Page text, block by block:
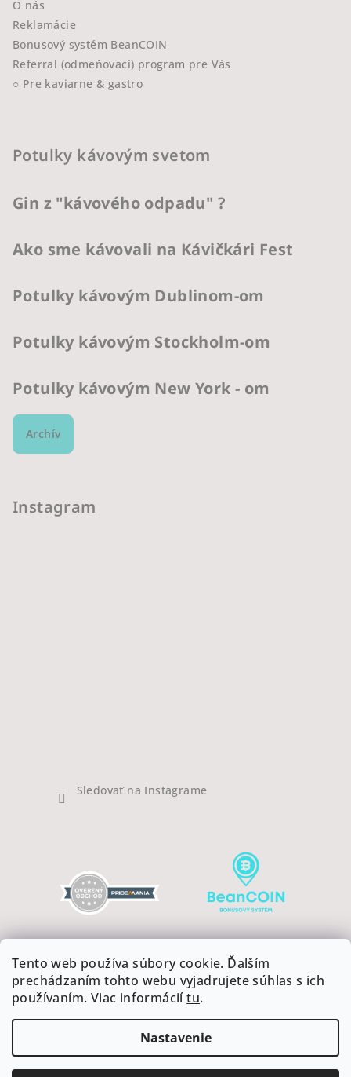
Tento web používa súbory cookie. Ďalším
prechádzaním tohto webu vyjadrujete súhlas s ich
používaním. Viac informáciítu.
Nastavenie
O nás
Reklamácie
Bonusový systém BeanCOIN
Referral (odmeňovací) program pre Vás
○ Pre kaviarne & gastro
Potulky kávovým svetom
Gin z "kávového odpadu" ?
Ako sme kávovali na Kávičkári Fest
Potulky kávovým Dublinom-om
Potulky kávovým Stockholm-om
Potulky kávovým New York - om
Archív
Instagram
Sledovať na Instagrame
Copyright 2026COFFEEART. Všetky práva vyhradené.
Upraviť nastavenie cookies